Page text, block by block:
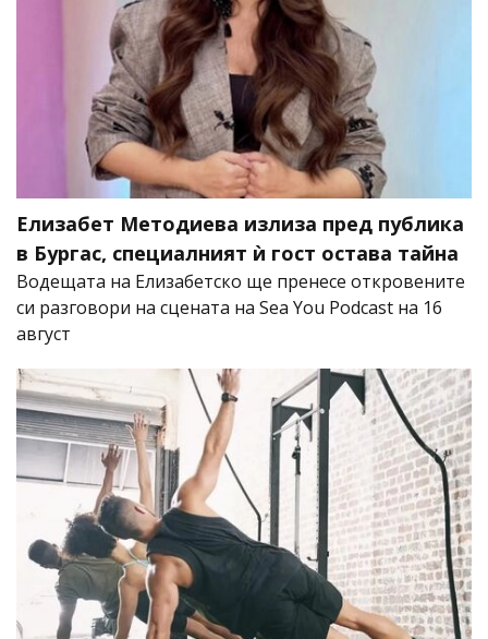
Елизабет Методиева излиза пред публика
в Бургас, специалният ѝ гост остава тайна
Водещата на Елизабетско ще пренесе откровените
си разговори на сцената на Sea You Podcast на 16
август